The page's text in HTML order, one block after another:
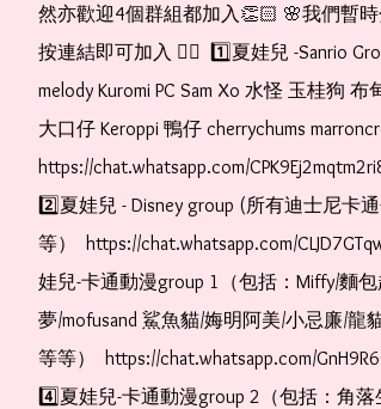
然亦歡迎4個群組都加入👏🏻 🌸我們暫時
按連結即可加入 👇🏻  1️⃣夏娃兒 -Sanrio
melody Kuromi PC Sam Xo 水怪 玉桂狗
大口仔 Keroppi 鴨仔 cherrychums
https://chat.whatsapp.com/
2️⃣夏娃兒 - Disney group (所有迪士尼卡
等）  https://chat.whatsapp.com/
娃兒-卡通動漫group 1（包括：Miffy/麵
夢/mofusand 鯊魚貓/娒明阿美/小忌廉/龍
等等）  https://chat.whatsapp.com/
4️⃣夏娃兒-卡通動漫group 2（包括：角落